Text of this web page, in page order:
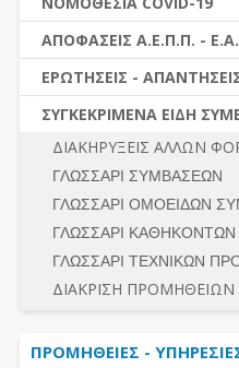
ΔΗΜΟΤΙΚΟΣ ΚΩΔΙΚΑΣ
ΚΑΛΛΙΚΡΑΤΗΣ (Ν.3852/
ΝΟΜΟΘΕΣΙΑ -
ΝΟΜΟΘΕΣΙΑ -
ΕΡΩΤΗΣΕΙΣ -
ΑΠΟΦΑΣΕΙΣ Α.Ε.Π.Π. -
ΠΡΟΔΙΚΑΣΤΙΚΗ
ΓΕΝΙΚΟΙ ΚΑΝΟΝΕΣ
ΔΙΚΑΙΟΥΜΕΝΟΙ
ΠΡΟΣΦΟΡΕΣ –
ΔΙΕΞΑΓΩΓΗ ΔΙΑΔΙΚΑΣΙΑΣ
ΕΣΗΔΗΣ – ΚΗΜΔΗΣ
ΠΕΡΙΛΗΨΕΙΣ ΑΠΟΦΑΣΕΩΝ
ΣΥΝΟΛΟ
ΕΡΩΤΗΣΕΙΣ -
Ν. 4782/2021 -
ΔΙΕΞΑΓΩΓΗ ΔΙΑΔΙΚΑΣΙΑΣ
ΔΙΑΔΙΚΑΣΙΕΣ ΑΝΑΘΕΣΗΣ
ΓΕΝΙΚΟΙ ΚΑΝΟΝΕΣ
ΠΡΟΕΤΟΙΜΑΣΙΑ -
ΛΟΓΟΙ ΑΠΟΚΛΕΙΣΜΟΥ-
ΠΡΟΣΦΟΡΕΣ -
ΣΥΓΚΕΚΡΙΜΕΝΑ ΕΙΔΗ
ΔΙΑΚΗΡΥΞΕΙΣ ΑΛΛΩΝ
ΓΛΩΣΣΑΡΙ ΣΥΜΒΑΣΕΩΝ
ΓΛΩΣΣΑΡΙ ΟΜΟΕΙΔΩΝ
ΓΛΩΣΣΑΡΙ
ΓΛΩΣΣΑΡΙ ΤΕΧΝΙΚΩΝ
ΔΙΑΚΡΙΣΗ
ΠΡΟΜΗΘΕΙΕΣ -